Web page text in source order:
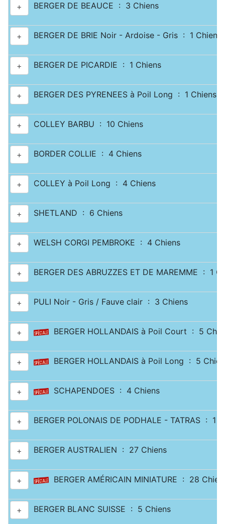
+ BERGER DE BEAUCE : 3 Chiens
+ BERGER DE BRIE Noir - Ardoise - Gris : 1 Chiens
+ BERGER DE PICARDIE : 1 Chiens
+ BERGER DES PYRENEES à Poil Long : 1 Chiens
+ COLLEY BARBU : 10 Chiens
+ BORDER COLLIE : 4 Chiens
+ COLLEY à Poil Long : 4 Chiens
+ SHETLAND : 6 Chiens
+ WELSH CORGI PEMBROKE : 4 Chiens
+ BERGER DES ABRUZZES ET DE MAREMME : 1
+ PULI Noir - Gris / Fauve clair : 3 Chiens
+ BERGER HOLLANDAIS à Poil Court : 5
+ BERGER HOLLANDAIS à Poil Long : 5
+ SCHAPENDOES : 4 Chiens
+ BERGER POLONAIS DE PODHALE - TATRAS : 1
+ BERGER AUSTRALIEN : 27 Chiens
+ BERGER AMÉRICAIN MINIATURE : 28
+ BERGER BLANC SUISSE : 5 Chiens